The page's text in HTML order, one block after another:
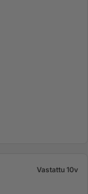
Vastattu 10v